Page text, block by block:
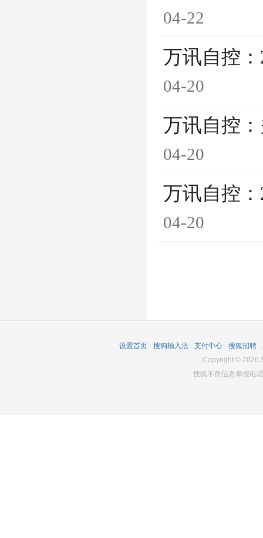
04-22
万讯自控
04-20
万讯自控
04-20
万讯自控
04-20
设置首页 - 搜狗输入法 - 支付中心 - 搜狐招聘 -
Copyright © 2026
搜狐不良信息举报电